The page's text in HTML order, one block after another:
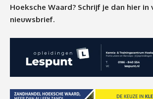
Hoeksche Waard? Schrijf je dan hier in
nieuwsbrief.